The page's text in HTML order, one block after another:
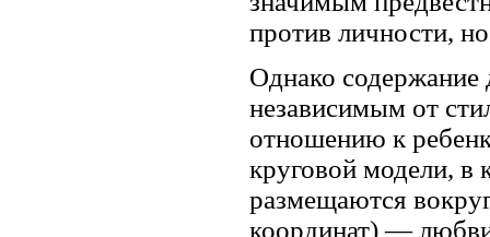
против личности,
Однако содержание
независимым от
отношению к
круговой модели, в
размещаются
координат) —